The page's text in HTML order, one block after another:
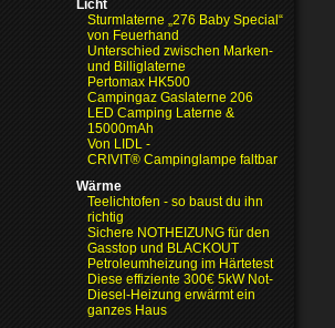
Licht
Sturmlaterne „276 Baby Special“
von Feuerhand
Unterschied zwischen Marken-
und Billiglaterne
Pertomax HK500
Campingaz Gaslaterne 206
LED Camping Laterne &
15000mAh
Von LIDL -
CRIVIT® Campinglampe faltbar
Wärme
Teelichtofen - so baust du ihn
richtig
Sichere NOTHEIZUNG für den
Gasstop und BLACKOUT
Petroleumheizung im Härtetest
Diese effiziente 300€ 5kW Not-
Diesel-Heizung erwärmt ein
ganzes Haus